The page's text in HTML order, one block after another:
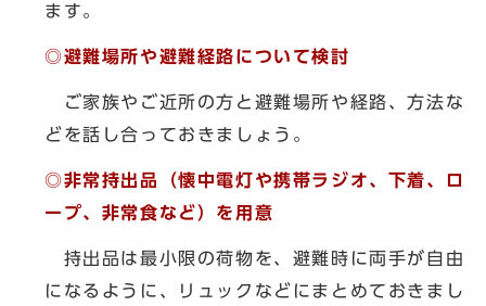
ます。
◎避難場所や避難経路について検討
ご家族やご近所の方と避難場所や経路、方法な
どを話し合っておきましょう。
◎非常持出品（懐中電灯や携帯ラジオ、下着、ロ
ープ、非常食など）を用意
持出品は最小限の荷物を、避難時に両手が自由
になるように、リュックなどにまとめておきまし